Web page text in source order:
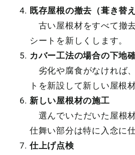
既存屋根の撤去（葺き替
古い屋根材をすべて撤
シートを新しくします。
カバー工法の場合の下地
劣化や腐食がなければ
トを新設して新しい屋根
新しい屋根材の施工
選んでいただいた屋根
仕舞い部分は特に入念に
仕上げ点検